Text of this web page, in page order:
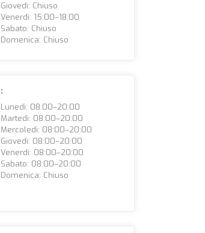
Giovedì: Chiuso
Venerdì: 15:00–18:00
Sabato: Chiuso
Domenica: Chiuso
:
Lunedì: 08:00–20:00
Martedì: 08:00–20:00
Mercoledì: 08:00–20:00
Giovedì: 08:00–20:00
Venerdì: 08:00–20:00
Sabato: 08:00–20:00
Domenica: Chiuso